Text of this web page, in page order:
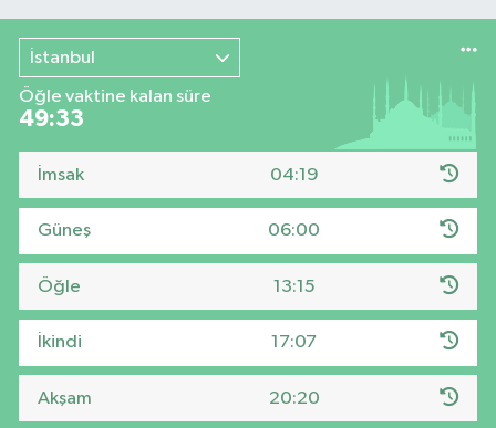
İstanbul
Öğle vaktine kalan süre
49:32
İmsak 04:19
Güneş 06:00
Öğle 13:15
İkindi 17:07
Akşam 20:20